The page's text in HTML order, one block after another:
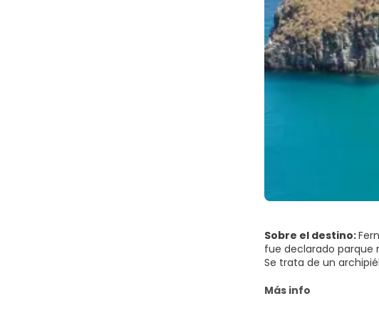
Sobre el destino:
fue declarado parque
Se trata de un
Las aguas pululan
Más info